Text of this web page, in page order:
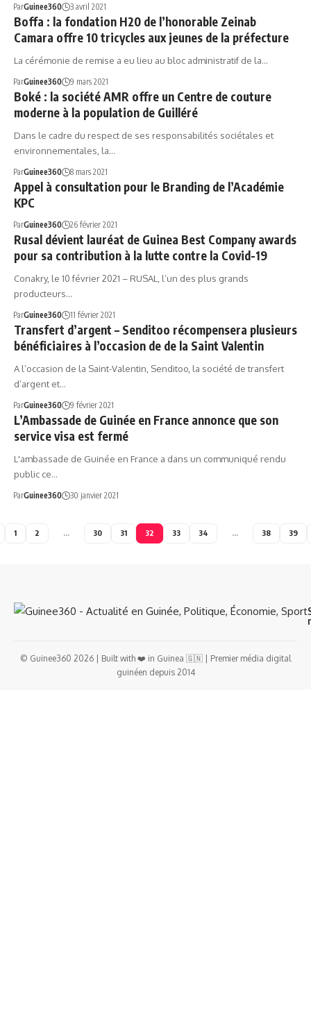
ParGuinee360 3 avril 2021
Boffa : la fondation H20 de l’honorable Zeinab
Camara offre 10 tricycles aux jeunes de la préfecture
La cérémonie de remise a eu lieu au bloc administratif de la…
ParGuinee360 9 mars 2021
Boké : la société AMR offre un Centre de couture
moderne à la population de Guilléré
Dans le cadre du respect de ses responsabilités sociétales et
environnementales, la…
ParGuinee360 8 mars 2021
Appel à consultation pour le Branding de l’Académie
KPC
ParGuinee360 26 février 2021
Rusal dévient lauréat de Guinea Best Company awards
pour sa contribution à la lutte contre la Covid-19
Conakry, le 10 février 2021 – RUSAL, l’un des plus grands
producteurs…
ParGuinee360 11 février 2021
Transfert d’argent – Senditoo récompensera plusieurs
bénéficiaires à l’occasion de de la Saint Valentin
A l’occasion de la Saint-Valentin, Senditoo, la société de transfert
d’argent et…
ParGuinee360 9 février 2021
L’Ambassade de Guinée en France annonce que son
service visa est fermé
L'ambassade de Guinée en France a dans un communiqué rendu
public ce…
ParGuinee360 30 janvier 2021
1 2 … 30 31 32 33 34 … 38 39
© Guinee360 2026 | Built with ❤️ in Guinea 🇬🇳 | Premier média digital
guinéen depuis 2014